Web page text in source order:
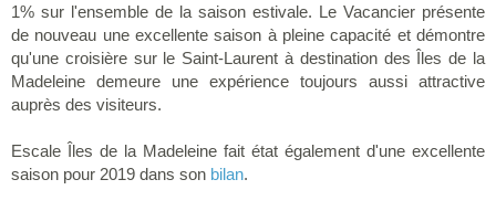
1% sur l'ensemble de la saison estivale. Le Vacancier présente
de nouveau une excellente saison à pleine capacité et démontre
qu'une croisière sur le Saint-Laurent à destination des Îles de la
Madeleine demeure une expérience toujours aussi attractive
auprès des visiteurs.
Escale Îles de la Madeleine fait état également d'une excellente
saison pour 2019 dans son bilan.